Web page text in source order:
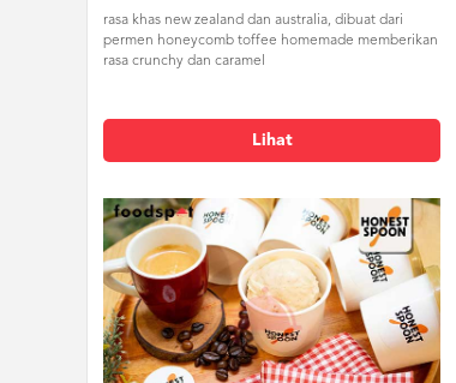
rasa khas new zealand dan australia, dibuat dari
permen honeycomb toffee homemade memberikan
rasa crunchy dan caramel
Lihat